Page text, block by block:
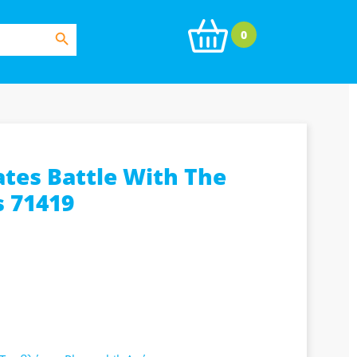
Search Button
0
Battle With The